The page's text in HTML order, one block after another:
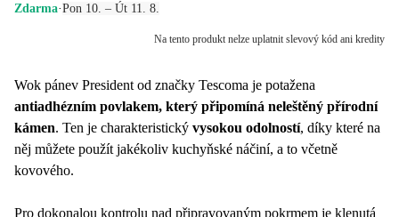
Zdarma·Pon 10. – Út 11. 8.
Na tento produkt nelze uplatnit slevový kód ani kredity
Wok pánev President od značky Tescoma je potažena
antiadhézním povlakem, který připomíná neleštěný přírodní
kámen. Ten je charakteristický vysokou odolností, díky které na
něj můžete použít jakékoliv kuchyňské náčiní, a to včetně
kovového.
Pro dokonalou kontrolu nad připravovaným pokrmem je klenutá